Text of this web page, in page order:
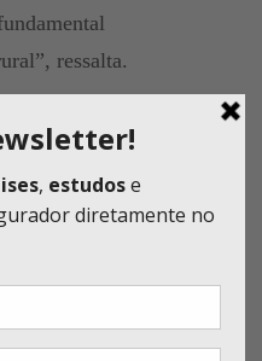
ressalta.
70 produtos
Linhas
para